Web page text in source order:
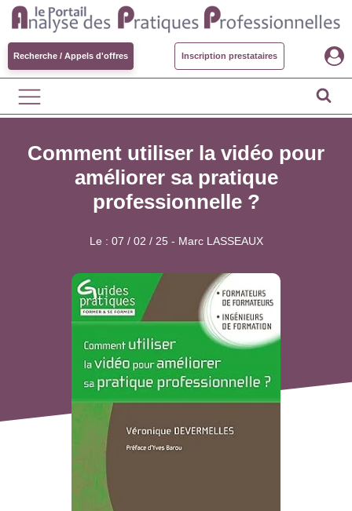
Recherche / Appels d'offres Inscription prestataires
Comment utiliser la vidéo pour
améliorer sa pratique
professionnelle ?
Le : 07 / 02 / 25 - Marc LASSEAUX